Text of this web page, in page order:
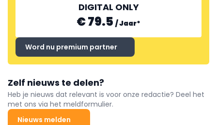
DIGITAL ONLY
€ 79.5 /Jaar*
Word nu premium partner
Zelf nieuws te delen?
Heb je nieuws dat relevant is voor onze redactie? Deel het
met ons via het meldformulier.
Nieuws melden